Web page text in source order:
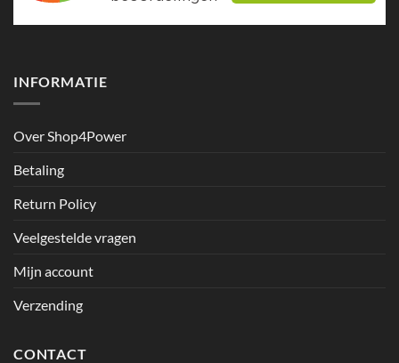
INFORMATIE
Over Shop4Power
Betaling
Return Policy
Veelgestelde vragen
Mijn account
Verzending
CONTACT